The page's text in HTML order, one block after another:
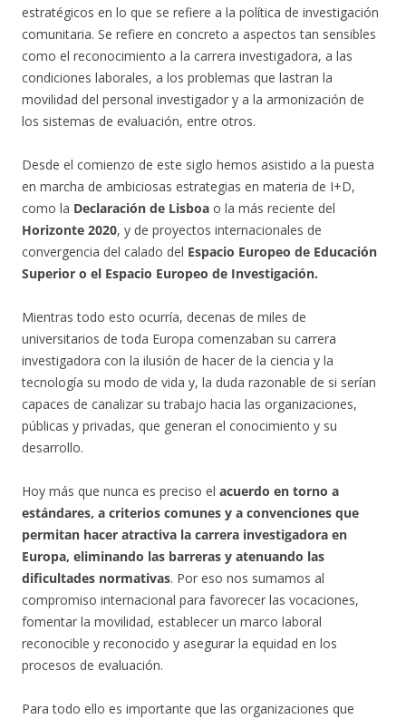
estratégicos en lo que se refiere a la política de investigación
comunitaria. Se refiere en concreto a aspectos tan sensibles
como el reconocimiento a la carrera investigadora, a las
condiciones laborales, a los problemas que lastran la
movilidad del personal investigador y a la armonización de
los sistemas de evaluación, entre otros.
Desde el comienzo de este siglo hemos asistido a la puesta
en marcha de ambiciosas estrategias en materia de I+D,
como la Declaración de Lisboa o la más reciente del
Horizonte 2020, y de proyectos internacionales de
convergencia del calado del Espacio Europeo de Educación
Superior o el Espacio Europeo de Investigación.
Mientras todo esto ocurría, decenas de miles de
universitarios de toda Europa comenzaban su carrera
investigadora con la ilusión de hacer de la ciencia y la
tecnología su modo de vida y, la duda razonable de si serían
capaces de canalizar su trabajo hacia las organizaciones,
públicas y privadas, que generan el conocimiento y su
desarrollo.
Hoy más que nunca es preciso el acuerdo en torno a
estándares, a criterios comunes y a convenciones que
permitan hacer atractiva la carrera investigadora en
Europa, eliminando las barreras y atenuando las
dificultades normativas. Por eso nos sumamos al
compromiso internacional para favorecer las vocaciones,
fomentar la movilidad, establecer un marco laboral
reconocible y reconocido y asegurar la equidad en los
procesos de evaluación.
Para todo ello es importante que las organizaciones que